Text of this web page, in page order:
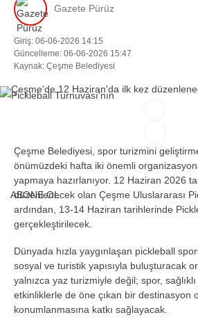
Gazete Pürüz
Giriş: 06-06-2026 14:15
Güncelleme: 06-06-2026 15:47
Kaynak: Çeşme Belediyesi
ABONE OL
Çeşme Belediyesi, spor turizmini
önümüzdeki hafta iki önemli
yapmaya hazırlanıyor. 12 Haziran 2026
düzenlenecek olan Çeşme Uluslararası
ardından, 13-14 Haziran tarihlerinde
gerçekleştirilecek.
Dünyada hızla yaygınlaşan pickleball
sosyal ve turistik yapısıyla buluşturacak
yalnızca yaz turizmiyle değil; spor,
etkinliklerle de öne çıkan bir destinasyon
konumlanmasına katkı sağlayacak.